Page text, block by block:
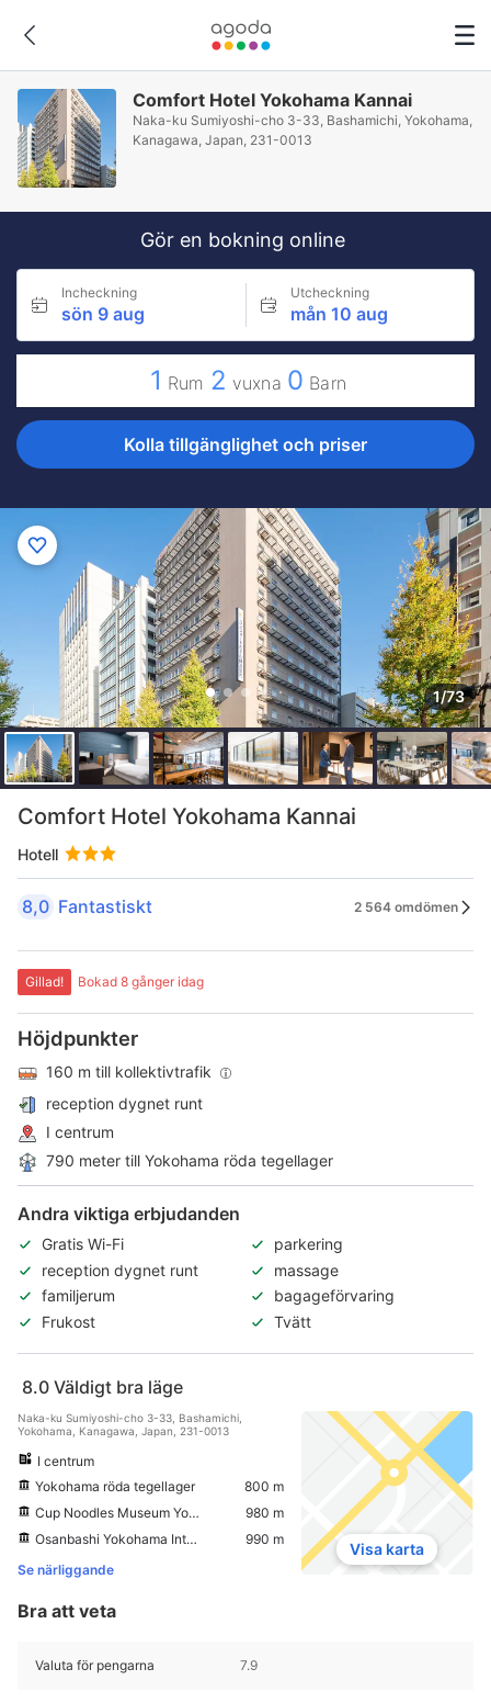
Comfort Hotel Yokohama Kannai
Naka-ku Sumiyoshi-cho 3-33, Bashamichi, Yokohama,
Kanagawa, Japan, 231-0013
Gör en bokning online
Incheckning
sön 9 aug
Utcheckning
mån 10 aug
1 Rum 2 vuxna 0 Barn
Kolla tillgänglighet och priser
1/73
Comfort Hotel Yokohama Kannai
Hotell
8,0 Fantastiskt 2 564 omdömen
Gillad! Bokad 8 gånger idag
Höjdpunkter
160 m till kollektivtrafik
reception dygnet runt
I centrum
790 meter till Yokohama röda tegellager
Andra viktiga erbjudanden
Gratis Wi-Fi
parkering
reception dygnet runt
massage
familjerum
bagageförvaring
Frukost
Tvätt
8.0 Väldigt bra läge
Naka-ku Sumiyoshi-cho 3-33, Bashamichi,
Yokohama, Kanagawa, Japan, 231-0013
I centrum
Yokohama röda tegellager
800 m
Cup Noodles Museum Yokohama
980 m
Osanbashi Yokohama International Passenger Terminal
990 m
Se närliggande
Visa karta
Bra att veta
Valuta för pengarna 7.9